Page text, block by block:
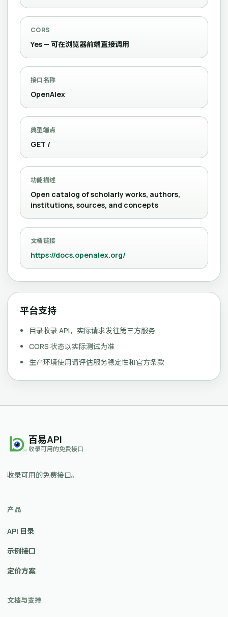
CORS
Yes — 可在浏览器前端直接调用
接口名称
OpenAlex
典型端点
GET /
功能描述
Open catalog of scholarly works, authors,
institutions, sources, and concepts
文档链接
https://docs.openalex.org/
平台支持
目录收录 API，实际请求发往第三方服务
CORS 状态以实际测试为准
生产环境使用请评估服务稳定性和官方条款
百易API
收录可用的免费接口
收录可用的免费接口。
产品
API 目录
示例接口
定价方案
文档与支持